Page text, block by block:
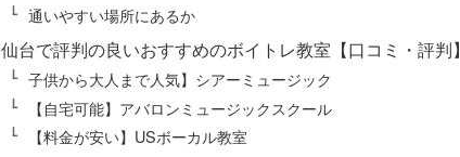
通いやすい場所にあるか
仙台で評判の良いおすすめのボイトレ教室【口コミ・評判】
子供から大人まで人気】シアーミュージック
【自宅可能】アバロンミュージックスクール
【料金が安い】USボーカル教室